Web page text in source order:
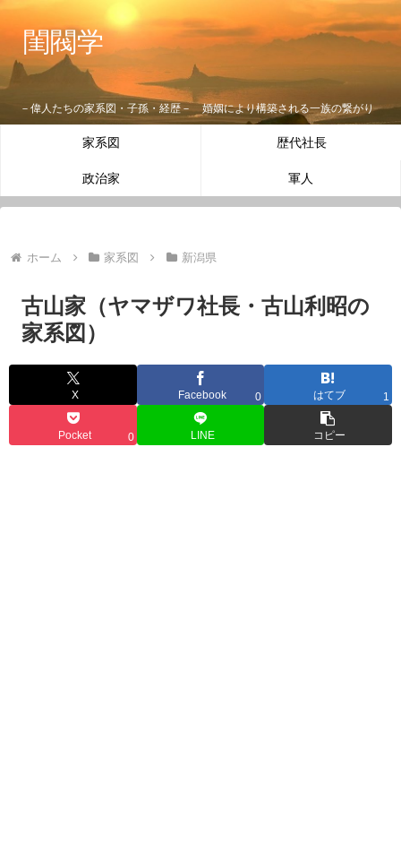
閨閥学
－偉人たちの家系図・子孫・経歴－ 婚姻により構築される一族の繋がり
家系図 歴代社長
政治家 軍人
ホーム 家系図 新潟県
古山家（ヤマザワ社長・古山利昭の
家系図）
X Facebook 0 はてブ 1
Pocket 0 LINE コピー